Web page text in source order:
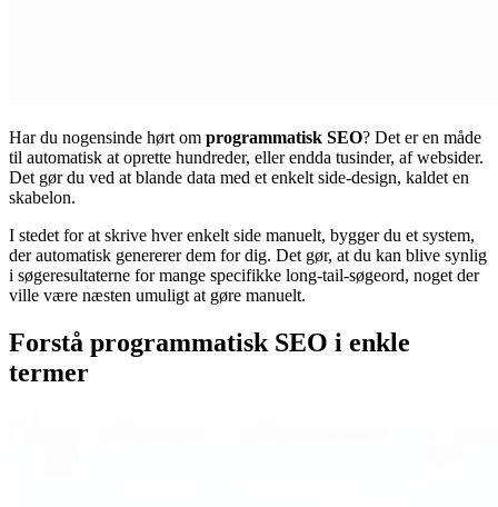
Har du nogensinde hørt om programmatisk SEO? Det er en måde
til automatisk at oprette hundreder, eller endda tusinder, af websider.
Det gør du ved at blande data med et enkelt side-design, kaldet en
skabelon.
I stedet for at skrive hver enkelt side manuelt, bygger du et system,
der automatisk genererer dem for dig. Det gør, at du kan blive synlig
i søgeresultaterne for mange specifikke long-tail-søgeord, noget der
ville være næsten umuligt at gøre manuelt.
Forstå programmatisk SEO i enkle
termer